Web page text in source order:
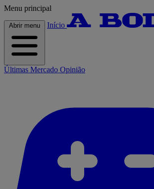
Menu principal
Abrir menu Início
Últimas Mercado Opinião